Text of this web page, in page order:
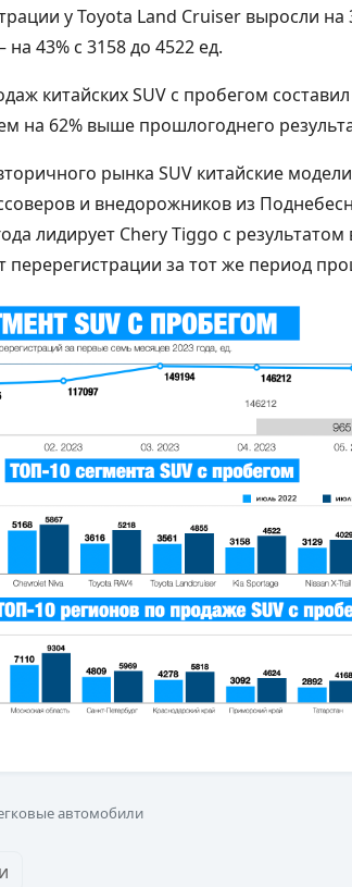
у Toyota Land Cruiser выросли на
43% с 3158 до 4522 ед.
китайских SUV с пробегом
на 62% выше прошлогоднего
рынка SUV китайские
и внедорожников из
лидирует Chery Tiggo с
за тот же период
автомобили